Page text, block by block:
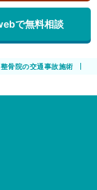
で無料相談
骨院の交通事故施術